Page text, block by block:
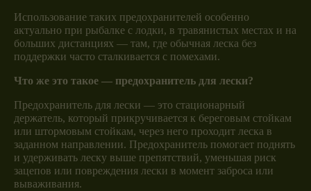
Использование таких предохранителей особенно
актуально при рыбалке с лодки, в травянистых местах и на
больших дистанциях — там, где обычная леска без
поддержки часто сталкивается с помехами.
Что же это такое — предохранитель для лески?
Предохранитель для лески — это стационарный
держатель, который прикручивается к береговым стойкам
или штормовым стойкам, через него проходит леска в
заданном направлении. Предохранитель помогает поднять
и удерживать леску выше препятствий, уменьшая риск
зацепов или повреждения лески в момент заброса или
вываживания.